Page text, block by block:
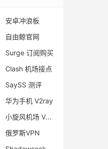
安卓冲浪板
自由鲸官网
Surge 订阅购买
Clash 机场接点
SaySS 测评
华为手机 V2ray
小旋风机场 VPN
俄罗斯VPN